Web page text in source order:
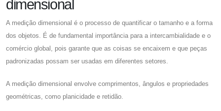
dimensional
A medição dimensional é o processo de quantificar o tamanho e a forma
dos objetos. É de fundamental importância para a intercambialidade e o
comércio global, pois garante que as coisas se encaixem e que peças
padronizadas possam ser usadas em diferentes setores.
A medição dimensional envolve comprimentos, ângulos e propriedades
geométricas, como planicidade e retidão.